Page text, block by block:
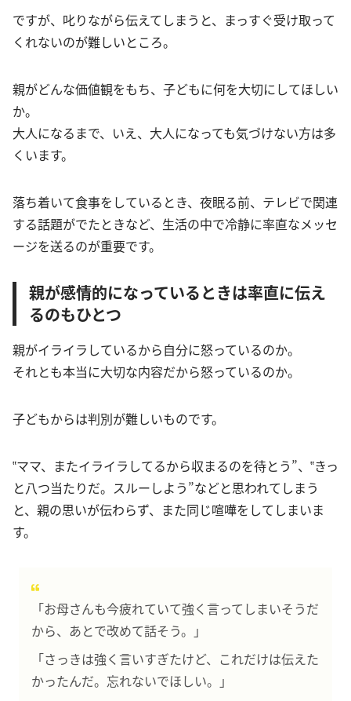
ですが、叱りながら伝えてしまうと、まっすぐ受け取って
くれないのが難しいところ。
親がどんな価値観をもち、子どもに何を大切にしてほしい
か。
大人になるまで、いえ、大人になっても気づけない方は多
くいます。
落ち着いて食事をしているとき、夜眠る前、テレビで関連
する話題がでたときなど、生活の中で冷静に率直なメッセ
ージを送るのが重要です。
親が感情的になっているときは率直に伝え
るのもひとつ
親がイライラしているから自分に怒っているのか。
それとも本当に大切な内容だから怒っているのか。
子どもからは判別が難しいものです。
‟ママ、またイライラしてるから収まるのを待とう”、‟きっ
と八つ当たりだ。スルーしよう”などと思われてしまう
と、親の思いが伝わらず、また同じ喧嘩をしてしまいま
す。
「お母さんも今疲れていて強く言ってしまいそうだ
から、あとで改めて話そう。」
「さっきは強く言いすぎたけど、これだけは伝えた
かったんだ。忘れないでほしい。」